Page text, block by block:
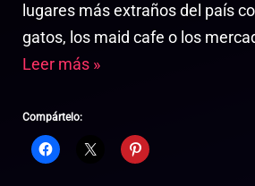
lugares más extraños del país
gatos, los maid cafe o los
Leer más »
Compártelo: